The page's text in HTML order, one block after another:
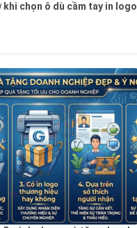
khi chọn ô dù cầm tay in logo